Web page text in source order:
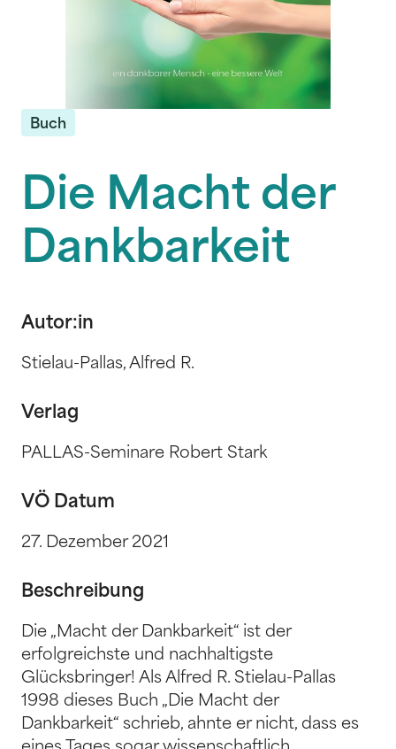
Buch
Die Macht der
Dankbarkeit
Autor:in
Stielau-Pallas, Alfred R.
Verlag
PALLAS-Seminare Robert Stark
VÖ Datum
27. Dezember 2021
Beschreibung
Die „Macht der Dankbarkeit“ ist der
erfolgreichste und nachhaltigste
Glücksbringer! Als Alfred R. Stielau-Pallas
1998 dieses Buch „Die Macht der
Dankbarkeit“ schrieb, ahnte er nicht, dass es